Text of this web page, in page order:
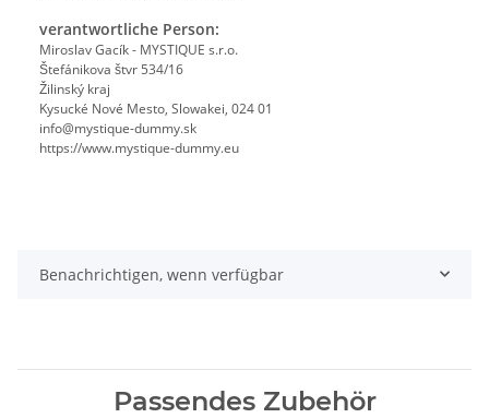
verantwortliche Person:
Miroslav Gacík - MYSTIQUE s.r.o.
Štefánikova štvr 534/16
Žilinský kraj
Kysucké Nové Mesto, Slowakei, 024 01
info@mystique-dummy.sk
https://www.mystique-dummy.eu
Benachrichtigen, wenn verfügbar
Passendes Zubehör